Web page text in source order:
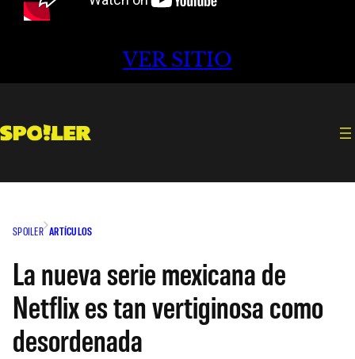
VER SITIO
SPOILER ARTÍCULOS
La nueva serie mexicana de
Netflix es tan vertiginosa como
desordenada